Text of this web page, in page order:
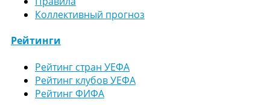
Коллективный прогноз
Рейтинги
Рейтинг стран УЕФА
Рейтинг клубов УЕФА
Рейтинг ФИФА